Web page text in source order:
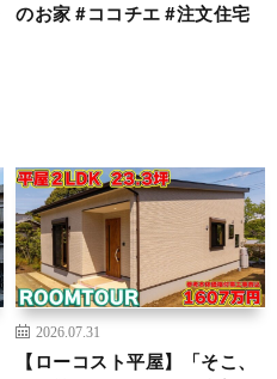
のお家 #ココチエ #注文住宅
2026.07.31
【ローコスト平屋】「そこ、